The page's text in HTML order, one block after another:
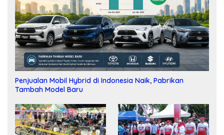
Penjualan Mobil Hybrid di Indonesia Naik, Pabrikan
Tambah Model Baru